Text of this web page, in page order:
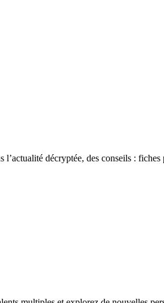
décryptée, des conseils :